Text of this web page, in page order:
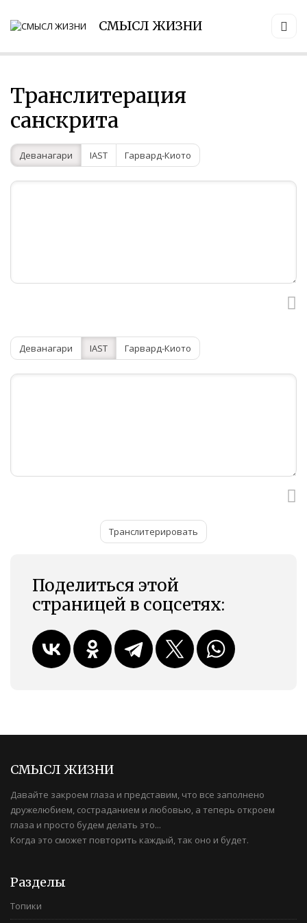
СМЫСЛ ЖИЗНИ
Транслитерация
санскрита
Деванагари IAST Гарвард-Киото
Деванагари IAST Гарвард-Киото
Транслитерировать
Поделиться этой
страницей в соцсетях:
СМЫСЛ ЖИЗНИ
Давайте закроем глаза и представим, что все заполнено
дружелюбием, состраданием и любовью, а теперь откроем
глаза и просто будем делать это...
Когда это сможет повторить каждый, так оно и будет.
Разделы
Топики